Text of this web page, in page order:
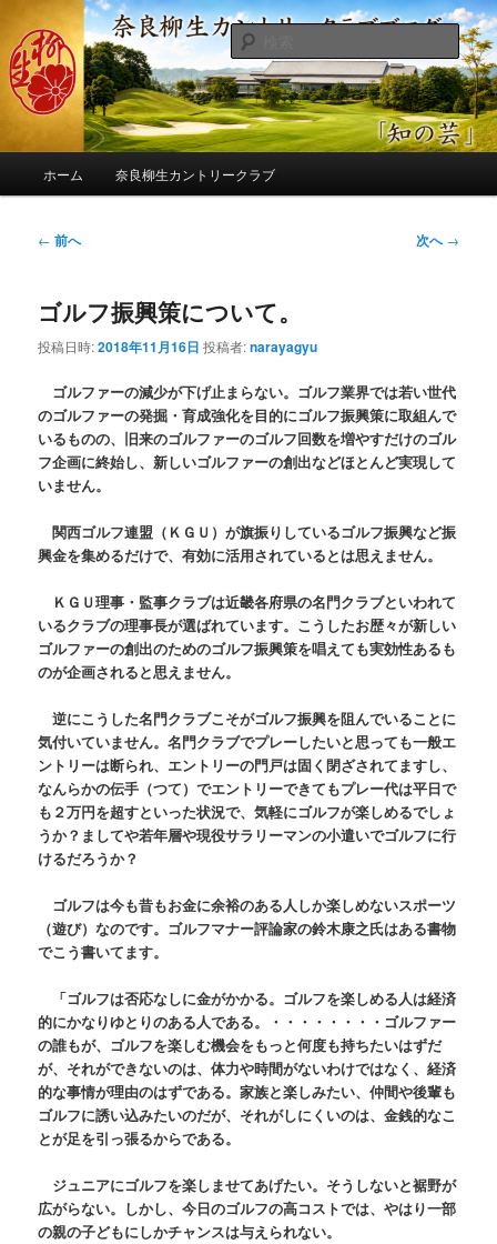
ン
コ
ン
へ
奈良柳生カントリークラブ総支配人
ブログ
季節の話題、クラブの出来事、コースの改修・更新作業、ゴルフに関する随
筆、喜怒哀楽などを気まぐれに発信します。
検
索
ホーム 奈良柳生カントリークラブ
投
ビ
ー
ン
← 前へ 次へ→
ゴルフ振興策について。
投稿日時:2018年11月16日 投稿者:narayagyu
ゴルファーの減少が下げ止まらない。ゴルフ業界では若い世代
のゴルファーの発掘・育成強化を目的にゴルフ振興策に取組んで
いるものの、旧来のゴルファーのゴルフ回数を増やすだけのゴル
フ企画に終始し、新しいゴルファーの創出などほとんど実現して
いません。
関西ゴルフ連盟（ＫＧＵ）が旗振りしているゴルフ振興など振
興金を集めるだけで、有効に活用されているとは思えません。
ＫＧＵ理事・監事クラブは近畿各府県の名門クラブといわれて
いるクラブの理事長が選ばれています。こうしたお歴々が新しい
ゴルファーの創出のためのゴルフ振興策を唱えても実効性あるも
のが企画されると思えません。
逆にこうした名門クラブこそがゴルフ振興を阻んでいることに
気付いていません。名門クラブでプレーしたいと思っても一般エ
ントリーは断られ、エントリーの門戸は固く閉ざされてますし、
なんらかの伝手（つて）でエントリーできてもプレー代は平日で
も２万円を超すといった状況で、気軽にゴルフが楽しめるでしょ
うか？ましてや若年層や現役サラリーマンの小遣いでゴルフに行
けるだろうか？
ゴルフは今も昔もお金に余裕のある人しか楽しめないスポーツ
（遊び）なのです。ゴルフマナー評論家の鈴木康之氏はある書物
でこう書いてます。
「ゴルフは否応なしに金がかかる。ゴルフを楽しめる人は経済
的にかなりゆとりのある人である。・・・・・・・・ゴルファー
の誰もが、ゴルフを楽しむ機会をもっと何度も持ちたいはずだ
が、それができないのは、体力や時間がないわけではなく、経済
的な事情が理由のはずである。家族と楽しみたい、仲間や後輩も
ゴルフに誘い込みたいのだが、それがしにくいのは、金銭的なこ
とが足を引っ張るからである。
ジュニアにゴルフを楽しませてあげたい。そうしないと裾野が
広がらない。しかし、今日のゴルフの高コストでは、やはり一部
の親の子どもにしかチャンスは与えられない。